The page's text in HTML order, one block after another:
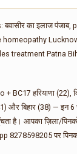
का इलाज
homeopathy
treatment Patna
BC17 हरियाणा (22),
और बिहार (38) — इन 6
है। आपका ज़िला/
8278598205 पर